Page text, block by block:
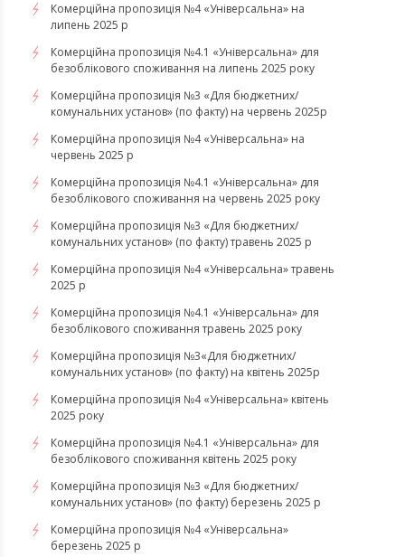
Комерційна пропозиція №4 «Універсальна» на
липень 2025 р
Комерційна пропозиція №4.1 «Універсальна» для
безоблікового споживання на липень 2025 року
Комерційна пропозиція №3 «Для бюджетних/
комунальних установ» (по факту) на червень 2025р
Комерційна пропозиція №4 «Універсальна» на
червень 2025 р
Комерційна пропозиція №4.1 «Універсальна» для
безоблікового споживання на червень 2025 року
Комерційна пропозиція №3 «Для бюджетних/
комунальних установ» (по факту) травень 2025 р
Комерційна пропозиція №4 «Універсальна» травень
2025 р
Комерційна пропозиція №4.1 «Універсальна» для
безоблікового споживання травень 2025 року
Комерційна пропозиція №3«Для бюджетних/
комунальних установ» (по факту) на квітень 2025р
Комерційна пропозиція №4 «Універсальна» квітень
2025 року
Комерційна пропозиція №4.1 «Універсальна» для
безоблікового споживання квітень 2025 року
Комерційна пропозиція №3 «Для бюджетних/
комунальних установ» (по факту) березень 2025 р
Комерційна пропозиція №4 «Універсальна»
березень 2025 р